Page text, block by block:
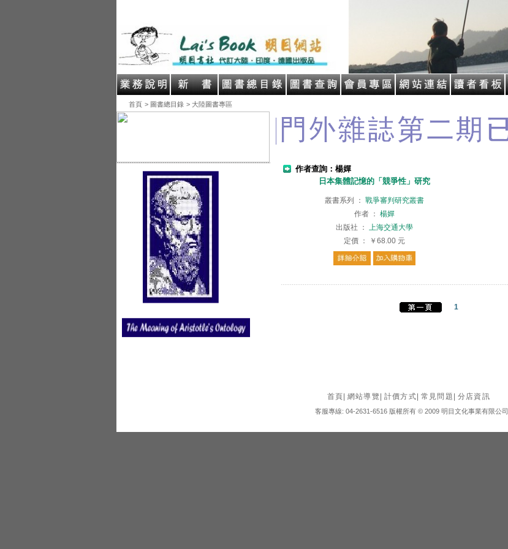
首頁 > 圖書總目錄 > 大陸圖書專區
作者查詢：楊嬋
日本集體記憶的「競爭性」研究
叢書系列 ： 戰爭審判研究叢書
作者 ： 楊嬋
出版社
： 上海交通大學
定價 ： ￥68.00 元
1
首頁 網站導覽 計價方式 常見問題 分店資訊
客服專線: 04-2631-6516 版權所有 © 2009 明目文化事業有限公司